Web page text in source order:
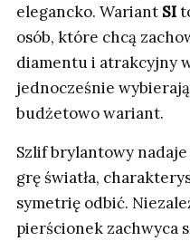
elegancko. Wariant SI
osób, które chcą
diamentu i atrakcyjny
jednocześnie
budżetowo wariant.
Szlif brylantowy
grę światła,
symetrię odbić.
pierścionek zachwyca